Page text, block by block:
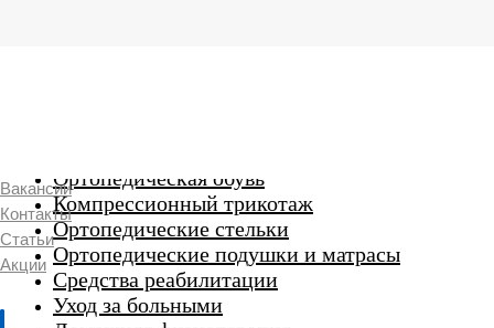
Ортопедическая обувь
Компрессионный трикотаж
Ортопедические стельки
Ортопедические подушки и матрасы
Средства реабилитации
Уход за больными
Вакансии
Контакты
Статьи
Акции